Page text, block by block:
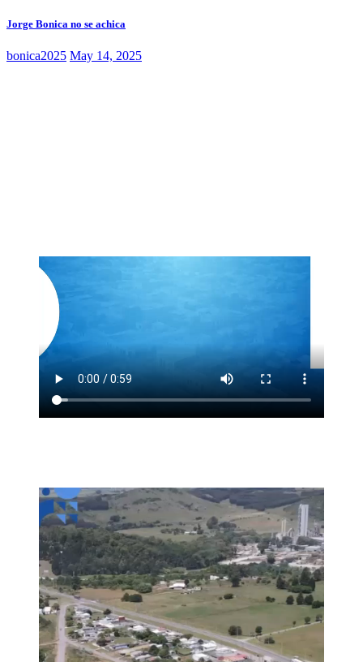
Jorge Bonica no se achica
bonica2025 May 14, 2025